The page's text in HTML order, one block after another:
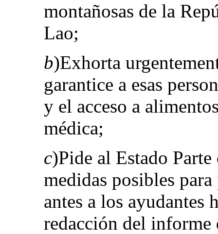
montañosas de la
Lao;
b)Exhorta
garantice a esas
y el acceso a
médica;
c)Pide al Estado
medidas posibles
antes a los ayudantes
redacción del informe